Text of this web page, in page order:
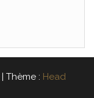
Thème : Head